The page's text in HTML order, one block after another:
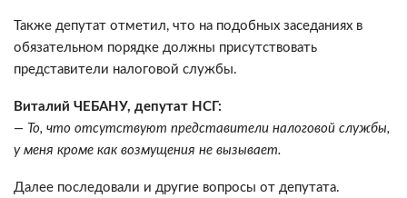
Также депутат отметил, что на подобных заседаниях в
обязательном порядке должны присутствовать
представители налоговой службы.
Виталий ЧЕБАНУ, депутат НСГ:
— То, что отсутствуют представители налоговой службы,
у меня кроме как возмущения не вызывает.
Далее последовали и другие вопросы от депутата.